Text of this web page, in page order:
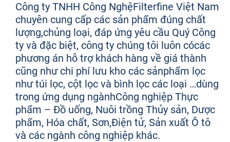
Công ty TNHH Công NghệFilterfine Việt Nam
chuyên cung cấp các sản phẩm đúng chất
lượng,chủng loại, đáp ứng yêu cầu Quý Công
ty và đặc biệt, công ty chúng tôi luôn cócác
phương án hỗ trợ khách hàng về giá thành
cũng như chi phí lưu kho các sảnphẩm lọc
như túi lọc, cột lọc và bình lọc các loại …dùng
trong ứng dụng ngànhCông nghiệp Thực
phẩm – Đồ uống, Nuôi trồng Thủy sản, Dược
phẩm, Hóa chất, Sơn,Điện tử, Sản xuất Ô tô
và các ngành công nghiệp khác.